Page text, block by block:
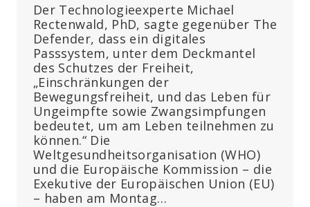
Der Technologieexperte Michael
Rectenwald, PhD, sagte gegenüber The
Defender, dass ein digitales
Passsystem, unter dem Deckmantel
des Schutzes der Freiheit,
„Einschränkungen der
Bewegungsfreiheit, und das Leben für
Ungeimpfte sowie Zwangsimpfungen
bedeutet, um am Leben teilnehmen zu
können.“ Die
Weltgesundheitsorganisation (WHO)
und die Europäische Kommission – die
Exekutive der Europäischen Union (EU)
– haben am Montag…